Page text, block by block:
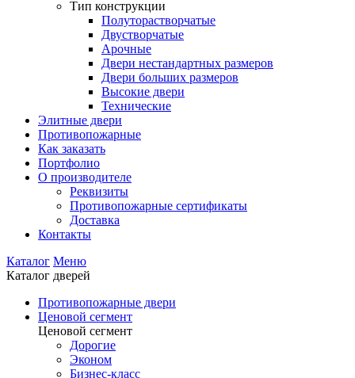
Тип конструкции
Полуторастворчатые
Двустворчатые
Арочные
Двери нестандартных размеров
Двери больших размеров
Высокие двери
Технические
Элитные двери
Противопожарные
Как заказать
Портфолио
О производителе
Реквизиты
Противопожарные сертификаты
Доставка
Контакты
Каталог Меню
Каталог дверей
Противопожарные двери
Ценовой сегмент
Ценовой сегмент
Дорогие
Эконом
Бизнес-класс